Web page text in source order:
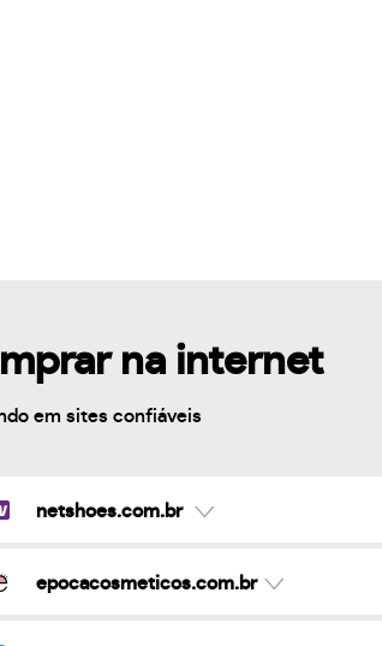
na internet
em sites confiáveis
netshoes.com.br
epocacosmeticos.com.br